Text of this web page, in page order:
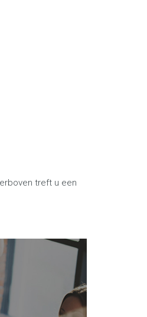
treft u een